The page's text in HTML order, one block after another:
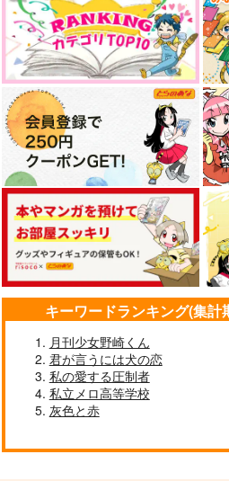
キーワードランキング(集
月刊少女野崎くん
君が言うには犬の恋
私の愛する圧制者
私立メロ高等学校
灰色と赤